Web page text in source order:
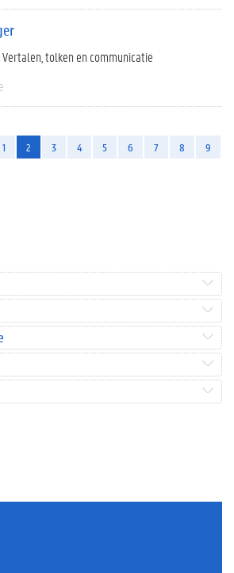
Vertalen, tolken en communicatie
1 2 3 4 5 6 7 8
9